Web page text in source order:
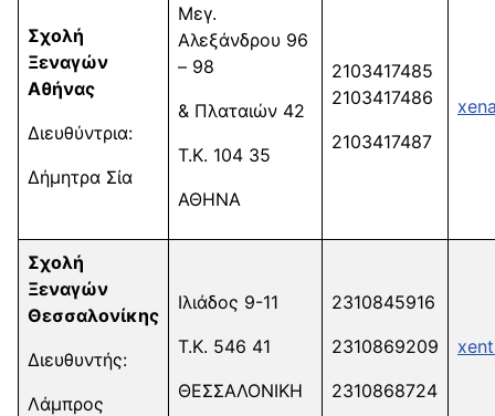
Σχολή
Ξεναγών
Αθήνας
Διευθύντρια:
Δήμητρα Σία
Μεγ.
Αλεξάνδρου 96
– 98
& Πλαταιών 42
Τ.Κ. 104 35
ΑΘΗΝΑ
2103417485
2103417486
2103417487
Σχολή
Ξεναγών
Θεσσαλονίκης
Διευθυντής:
Λάμπρος
Ιλιάδος 9-11
Τ.Κ. 546 41
ΘΕΣΣΑΛΟΝΙΚΗ
2310845916
2310869209
2310868724